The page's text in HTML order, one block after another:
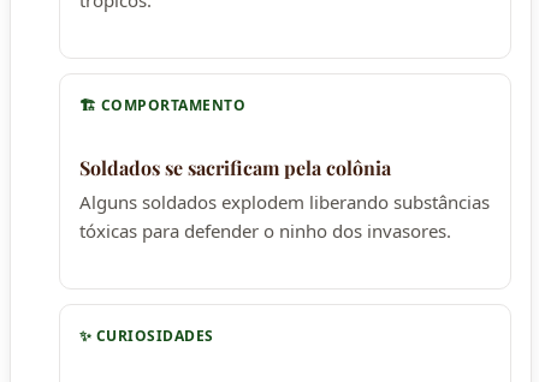
🏗️ COMPORTAMENTO
Soldados se sacrificam pela colônia
Alguns soldados explodem liberando substâncias
tóxicas para defender o ninho dos invasores.
✨ CURIOSIDADES